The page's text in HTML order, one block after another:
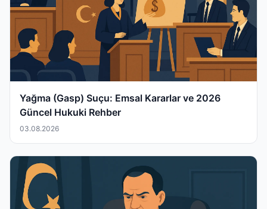
Yağma (Gasp) Suçu: Emsal Kararlar ve 2026
Güncel Hukuki Rehber
03.08.2026